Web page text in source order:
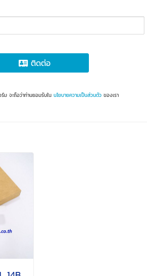
ติดต่อ
ม จะถือว่าท่านยอมรับใน นโยบายความเป็นส่วนตัว ของเรา